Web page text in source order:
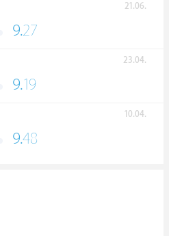
21.06.
9.27
23.04.
9.19
10.04.
9.48